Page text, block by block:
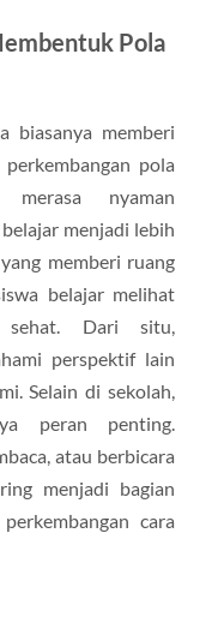
Pola
biasanya memberi
pola
nyaman
menjadi lebih
memberi ruang
belajar melihat
sehat. Dari situ,
perspektif lain
Selain di sekolah,
peran penting.
atau berbicara
menjadi bagian
cara